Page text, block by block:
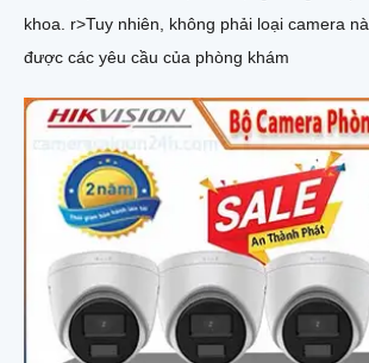
khoa. r>Tuy nhiên, không phải loại camera nào cũng đáp ứng
được các yêu cầu của phòng khám